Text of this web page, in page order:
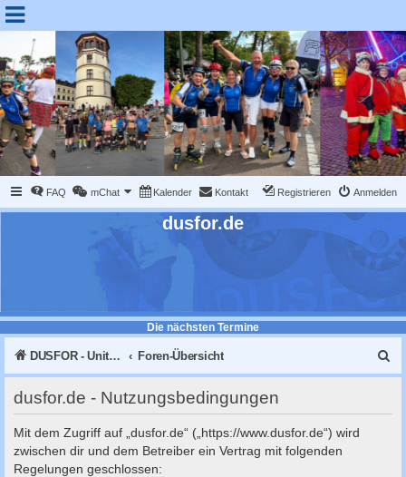
FAQ mChat Kalender Kontakt Anmelden
Registrieren
dusfor.de
Die nächsten Termine
DUSFOR - United Sk8 Nations :: Inline skaten in Düsseldorf Foren-Übersicht
u
dusfor.de - Nutzungsbedingungen
Mit dem Zugriff auf „dusfor.de“ („https://www.dusfor.de“) wird
zwischen dir und dem Betreiber ein Vertrag mit folgenden
Regelungen geschlossen: